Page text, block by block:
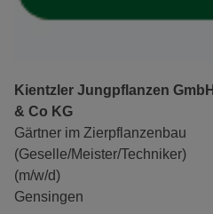
Kientzler Jungpflanzen GmbH
& Co KG
Gärtner im Zierpflanzenbau
(Geselle/Meister/Techniker)
(m/w/d)
Gensingen